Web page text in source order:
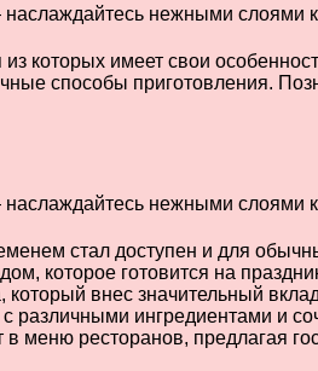
которых имеет свои
способы приготовления.
стал доступен и для
которое готовится на
внес значительный
ингредиентами и
меню ресторанов, предлагая